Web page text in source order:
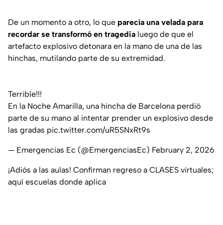
De un momento a otro, lo que parecía una velada para
recordar se transformó en tragedia luego de que el
artefacto explosivo detonara en la mano de una de las
hinchas, mutilando parte de su extremidad.
Terrible!!!
En la Noche Amarilla, una hincha de Barcelona perdió
parte de su mano al intentar prender un explosivo desde
las gradas pic.twitter.com/uR5SNxRt9s
— Emergencias Ec (@EmergenciasEc) February 2, 2026
¡Adiós a las aulas! Confirman regreso a CLASES virtuales;
aquí escuelas donde aplica